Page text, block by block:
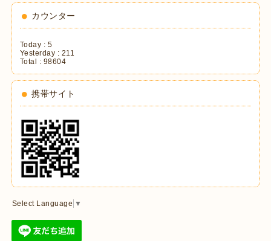
カウンター
Today : 5
Yesterday : 211
Total : 98604
携帯サイト
Select Language ▼